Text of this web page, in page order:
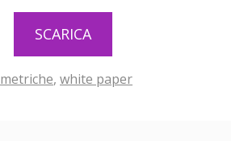
SCARICA
metriche, white paper